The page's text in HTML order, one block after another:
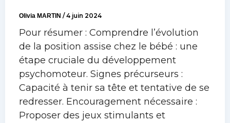
Olivia MARTIN /4 juin 2024
Pour résumer : Comprendre l’évolution
de la position assise chez le bébé : une
étape cruciale du développement
psychomoteur. Signes précurseurs :
Capacité à tenir sa tête et tentative de se
redresser. Encouragement nécessaire :
Proposer des jeux stimulants et